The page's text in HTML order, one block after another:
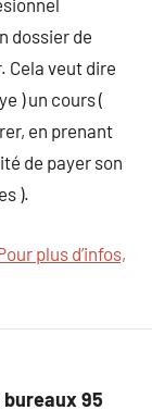
dossier de
veut dire
) un cours (
en prenant
de payer son
).
plus d’infos,
95